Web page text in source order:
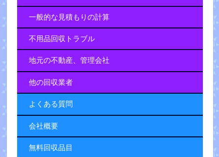
一般的な見積もりの計算
不用品回収トラブル
地元の不動産、管理会社
他の回収業者
よくある質問
会社概要
無料回収品目